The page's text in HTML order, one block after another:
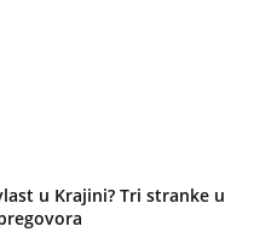
u Krajini? Tri stranke u